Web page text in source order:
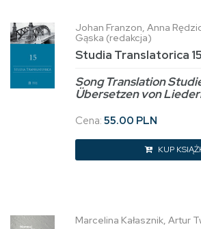
Johan Franzon, Anna
Gąska (redakcja)
Studia Translatorica
Song Translation
Übersetzen von
Cena: 55.00 PLN
KUP
Marcelina Kałasznik, Artur